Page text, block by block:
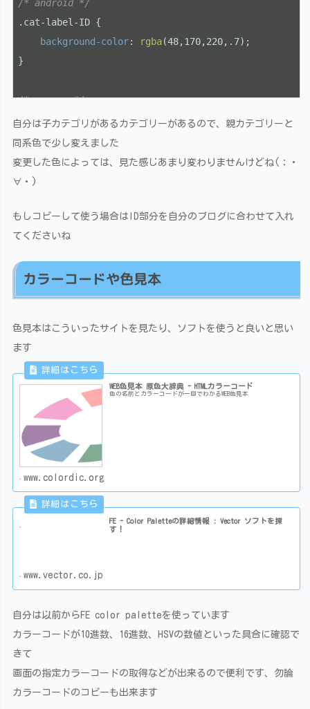
/* android */
.cat-label-ID {
background-color: rgba(48,170,220,.7);
}
/* camera */
.cat-label-ID {
background-color
}
自分は子カテゴリがあるカテゴリーがあるので、親カテゴリーと
同系色で少し変えました
変更した色によっては、見た感じあまり変わりませんけどね(；・
∀・)
もしコピーして使う場合はID部分を自分のブログに合わせて入れ
てくださいね
カラーコードや色見本
色見本はこういったサイトを見たり、ソフトを使うと良いと思い
ます
WEB色見本 原色大辞典 - HTMLカラーコード
色の名前とカラーコードが一目でわかるWEB色見本
www.colordic.org
FE - Color Paletteの詳細情報 : Vector ソフトを探
す！
www.vector.co.jp
自分は以前からFE color paletteを使っています
カラーコードが10進数、16進数、HSVの数値といった具合に確認で
きて
画面の指定カラーコードの取得などが出来るので便利です、勿論
カラーコードのコピーも出来ます